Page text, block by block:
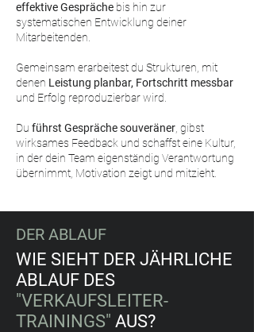
effektive Gespräche bis hin zur
systematischen Entwicklung deiner
Mitarbeitenden.
Gemeinsam erarbeitest du Strukturen, mit
denen Leistung planbar, Fortschritt messbar
und Erfolg reproduzierbar wird.
Du führst Gespräche souveräner , gibst
wirksames Feedback und schaffst eine Kultur,
in der dein Team eigenständig Verantwortung
übernimmt, Motivation zeigt und mitzieht.
DER ABLAUF
WIE SIEHT DER JÄHRLICHE
ABLAUF DES
"VERKAUFSLEITER-
TRAININGS" AUS?